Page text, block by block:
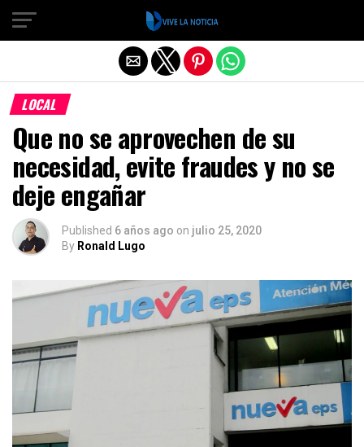
LOCAL
Que no se aprovechen de su
necesidad, evite fraudes y no se
deje engañar
Published 6 años ago on julio 25, 2020
By Ronald Lugo
Salir de la versión móvil